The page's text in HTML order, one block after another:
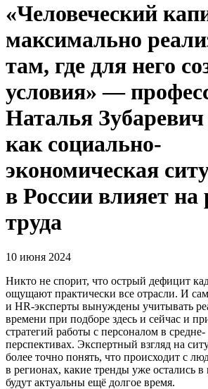
«Человеческий
максимально
там, где для него
условия» —
Наталья
как социально-
экономическая
в России влияет
труда
10 июня 2024
Никто не спорит, что острый дефицит
ощущают практически все отрасли. И
и HR-эксперты вынуждены учитывать
времени при подборе здесь и сейчас и
стратегий работы с персоналом в
перспективах. Экспертный взгляд на
более точно понять, что происходит с
в регионах, какие тренды уже остались
будут актуальны ещё долгое время.